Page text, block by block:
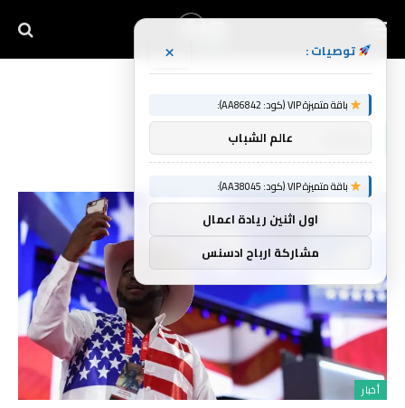
أخبار
توصيات : ×
باقة متميزة VIP (كود: AA86842):
عالم الشباب
باقة متميزة VIP (كود: AA38045):
اول اثنين ريادة اعمال
مشاركة ارباح ادسنس